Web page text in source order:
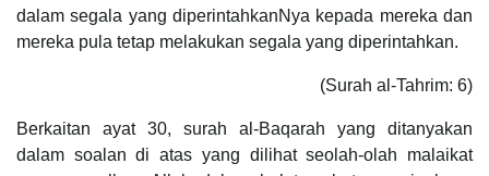
dalam segala yang diperintahkanNya kepada mereka dan
mereka pula tetap melakukan segala yang diperintahkan.
(Surah al-Tahrim: 6)
Berkaitan ayat 30, surah al-Baqarah yang ditanyakan
dalam soalan di atas yang dilihat seolah-olah malaikat